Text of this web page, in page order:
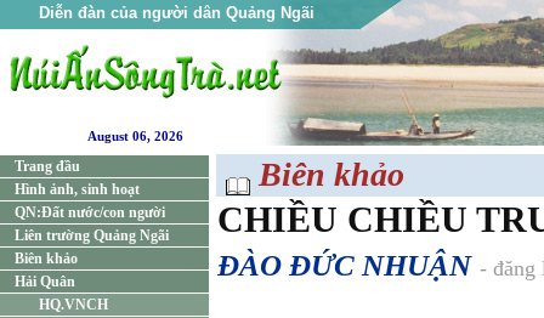
Diễn đàn của người dân Quảng Ngãi
August 06, 2026
Trang đầu
Hình ảnh, sinh hoạt
QN:Đất nước/con người
Liên trường Quảng Ngãi
Biên khảo
Hải Quân
HQ.VNCH
Biên khảo
CHIỀU CHIỀU
ĐÀO ĐỨC NHUẬN - đăng